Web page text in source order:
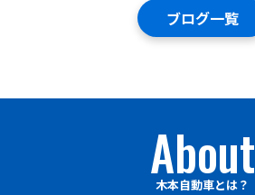
ブログ一覧
About
木本自動車とは？